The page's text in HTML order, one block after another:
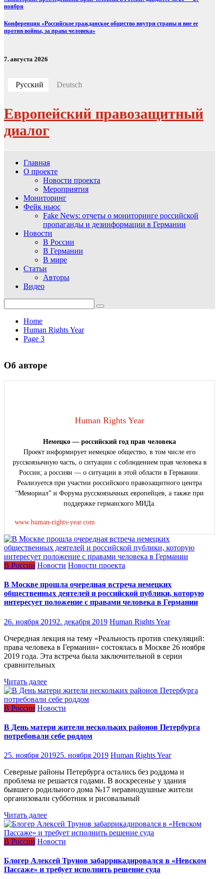
ноября
Конференция «Российское гражданское общество внутри страны и вне ее
против войны, за права человека»
7. августа 2026
Русский Deutsch
Европейский правозащитный
диалог
Главная
О проекте
Новости проекта
Мероприятия
Мониторинг
Фейк ньюс
Fake News: отчеты о мониторинге российской
пропаганды и дезинформации в Германии
Новости
В России
В Германии
В мире
Статьи
Авторы
Видео
for:
Home
Human Rights Year
Page 3
Об авторе
Human Rights Year
Немецко — российский год прав человека
Проект информирует немецкое общество, в том числе его
русскоязычную часть, о ситуации с соблюдением прав человека в
России; а россиян — о ситуации в этой области в Германии.
Реализуется при участии российского правозащитного центра
“Мемориал” и Форума русскоязычных европейцев, а также при
поддержке германского МИДа.
www.human-rights-year.com
В России Новости Новости проекта
В Москве прошла очередная встреча немецких
общественных деятелей и российской публики, которую
интересует положение с правами человека в Германии
26. ноября 20192. декабря 2019 Human Rights Year
Очередная лекция на тему «Реальность против спекуляций:
права человека в Германии» состоялась в Москве 26 ноября
2019 года. Эта встреча была заключительной в серии
сравнительных
Читать далее
В России Новости
В День матери жители нескольких районов Петербурга
потребовали себе роддом
25. ноября 201925. ноября 2019 Human Rights Year
Северные районы Петербурга остались без роддома и
проблема не решается годами. В воскресенье у здания
бывшего родильного дома №17 неравнодушные жители
организовали субботник и рисовальный
Читать далее
В России Новости
Блогер Алексей Трунов забаррикадировался в «Невском
Пассаже» и требует исполнить решение суда